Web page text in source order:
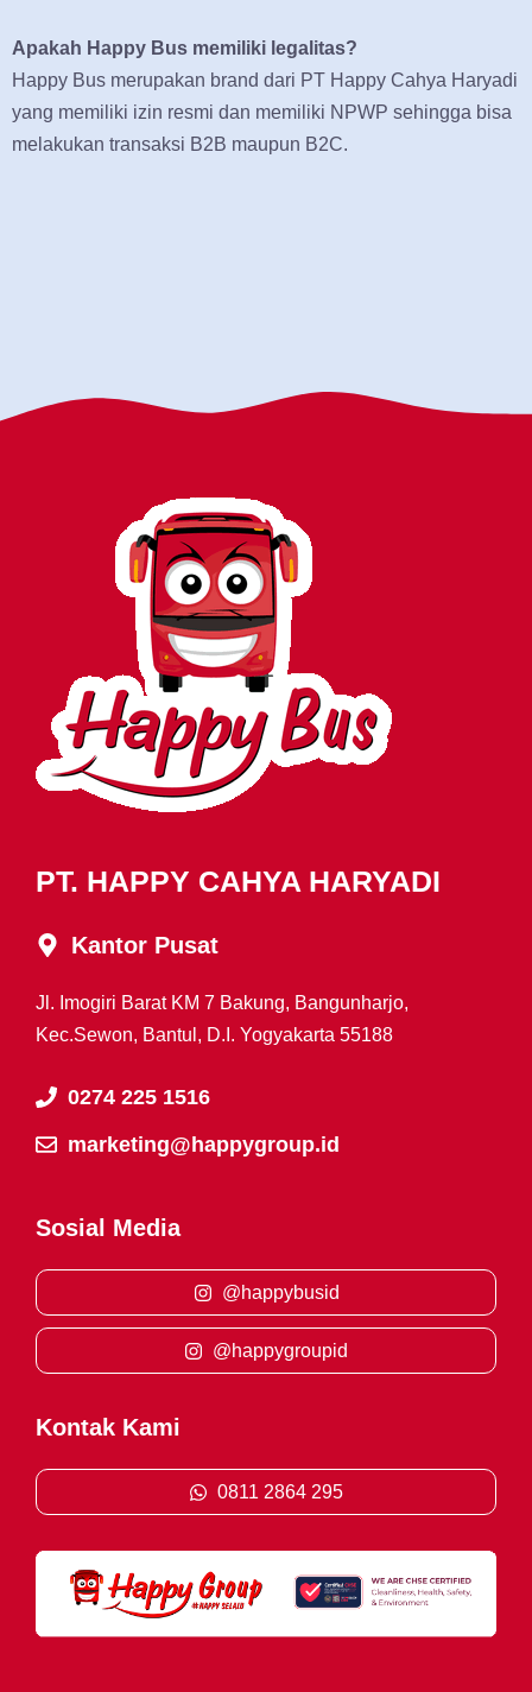
Apakah Happy Bus memiliki legalitas?
Happy Bus merupakan brand dari PT Happy Cahya Haryadi
yang memiliki izin resmi dan memiliki NPWP sehingga bisa
melakukan transaksi B2B maupun B2C.
PT. HAPPY CAHYA HARYADI
Kantor Pusat
Jl. Imogiri Barat KM 7 Bakung, Bangunharjo,
Kec.Sewon, Bantul, D.I. Yogyakarta 55188
0274 225 1516
marketing@happygroup.id
Sosial Media
@happybusid
@happygroupid
Kontak Kami
0811 2864 295